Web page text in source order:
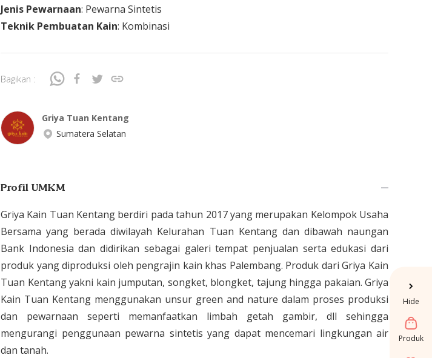
Hide
Produk
Jenis Pewarnaan: Pewarna Sintetis
Teknik Pembuatan Kain: Kombinasi
Bagikan :
Griya Tuan Kentang
Sumatera Selatan
Profil UMKM
Griya Kain Tuan Kentang berdiri pada tahun 2017 yang merupakan Kelompok Usaha
Bersama yang berada diwilayah Kelurahan Tuan Kentang dan dibawah naungan
Bank Indonesia dan didirikan sebagai galeri tempat penjualan serta edukasi dari
produk yang diproduksi oleh pengrajin kain khas Palembang. Produk dari Griya Kain
Tuan Kentang yakni kain jumputan, songket, blongket, tajung hingga pakaian. Griya
Kain Tuan Kentang menggunakan unsur green and nature dalam proses produksi
dan pewarnaan seperti memanfaatkan limbah getah gambir, dll sehingga
mengurangi penggunaan pewarna sintetis yang dapat mencemari lingkungan air
dan tanah.